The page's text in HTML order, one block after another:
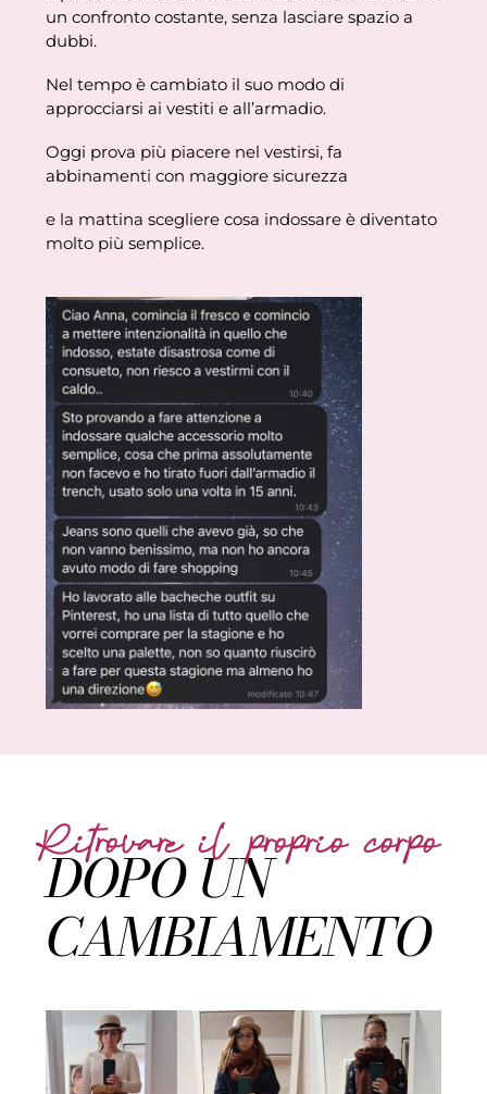
un confronto costante, senza lasciare spazio a
dubbi.
Nel tempo è cambiato il suo modo di
approcciarsi ai vestiti e all’armadio.
Oggi prova più piacere nel vestirsi, fa
abbinamenti con maggiore sicurezza
e la mattina scegliere cosa indossare è diventato
molto più semplice.
DOPO UN
CAMBIAMENTO
Ritrovare il proprio corpo